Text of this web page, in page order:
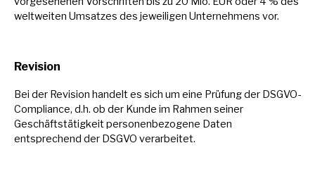
weltweiten Umsatzes des jeweiligen Unternehmens vor.
Revision
Bei der Revision handeltes sich um eine Prüfung der DSGVO-
Compliance, d.h. ob der Kunde im Rahmen seiner
Geschäftstätigkeit personenbezogene Daten
entsprechend der DSGVO verarbeitet.